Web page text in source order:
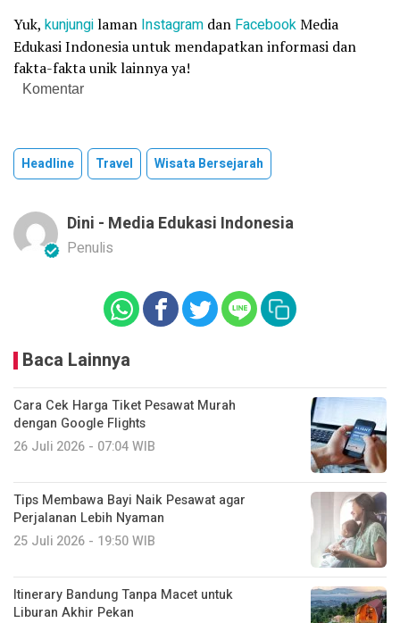
Yuk, kunjungilaman Instagram dan FacebookMedia
Edukasi Indonesia untuk mendapatkan informasi dan
fakta-fakta unik lainnya ya!
Komentar
Headline Travel Wisata Bersejarah
Dini - Media Edukasi Indonesia
Penulis
Baca Lainnya
Cara Cek Harga Tiket Pesawat Murah
dengan Google Flights
26 Juli 2026 - 07:04 WIB
Tips Membawa Bayi Naik Pesawat agar
Perjalanan Lebih Nyaman
25 Juli 2026 - 19:50 WIB
Itinerary Bandung Tanpa Macet untuk
Liburan Akhir Pekan